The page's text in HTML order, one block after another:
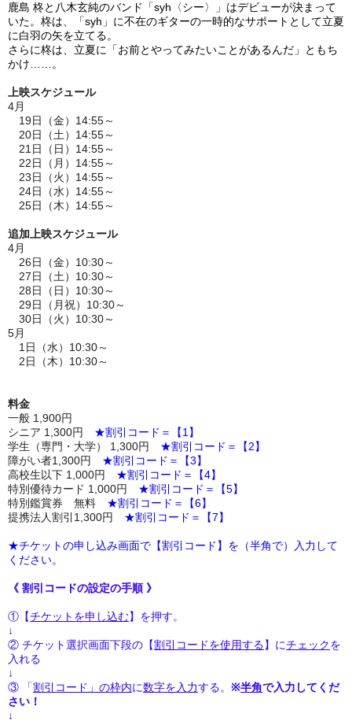
鹿島 柊と八木玄純のバンド「syh〈シー〉」はデビューが決まって
いた。柊は、「syh」に不在のギターの一時的なサポートとして立夏
に白羽の矢を立てる。
さらに柊は、立夏に「お前とやってみたいことがあるんだ」ともち
かけ……。
上映スケジュール
4月
19日（金）14:55～
20日（土） 14:55～
21日（日） 14:55～
22日（月） 14:55～
23日（火） 14:55～
24日（水） 14:55～
25日（木） 14:55～
追加上映スケジュール
4月
26日（金）10:30～
27日（土）10:30～
28日（日）10:30～
29日（月祝）10:30～
30日（火）10:30～
5月
1日（水）10:30～
2日（木）10:30～
料金
一般 1,900円
シニア 1,300円 ★割引コード＝【1】
学生（専門・大学） 1,300円 ★割引コード＝【2】
障がい者1,300円 ★割引コード＝【3】
高校生以下 1,000円 ★割引コード＝【4】
特別優待カード 1,000円 ★割引コード＝【5】
特別鑑賞券 無料 ★割引コード＝【6】
提携法人割引 1,300円 ★割引コード＝【7】
★チケットの申し込み画面で【割引コード】を（半角で）入力して
ください。
《 割引コードの設定の手順 》
①【チケットを申し込む】を押す。
↓
② チケット選択画面下段の【割引コードを使用する】にチェックを
入れる
↓
③ 「割引コード」の枠内に数字を入力する。 ※半角で入力してくだ
さい！
↓